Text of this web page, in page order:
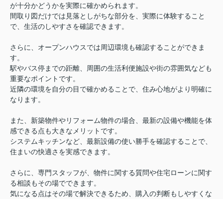
が十分かどうかを実際に確かめられます。
間取り図だけでは見落としがちな部分を、実際に体験すること
で、生活のしやすさを確認できます。
さらに、オープンハウスでは周辺環境も確認することができま
す。
駅やバス停までの距離、周囲の生活利便施設や街の雰囲気なども
重要なポイントです。
近隣の環境を自分の目で確かめることで、住み心地がより明確に
なります。
また、新築物件やリフォーム物件の場合、最新の設備や機能を体
感できる点も大きなメリットです。
システムキッチンなど、最新設備の使い勝手を確認することで、
住まいの快適さを実感できます。
さらに、専門スタッフが、物件に関する質問や住宅ローンに関す
る相談もその場でできます。
気になる点はその場で解決できるため、購入の判断もしやすくな